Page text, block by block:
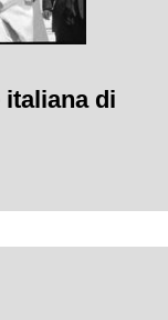
italiana di